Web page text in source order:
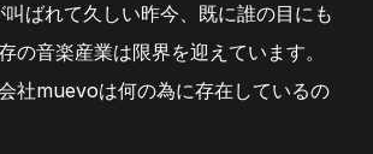
ばれて久しい昨今、既に誰の目にも
の音楽産業は限界を迎えています。
社muevoは何の為に存在しているの